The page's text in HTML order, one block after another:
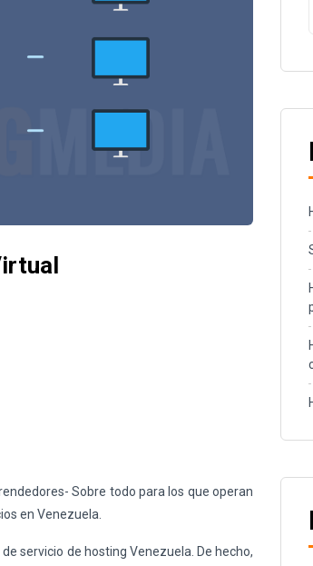
Sobre todo para los que operan
en Venezuela.
servicio de hosting Venezuela . De hecho,